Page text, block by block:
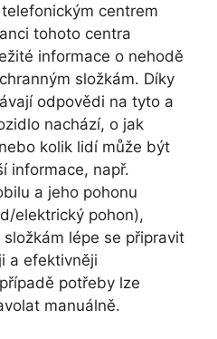
centrem
tohoto centra
informace o nehodě
složkám. Díky
odpovědi na tyto a
nachází, o jak
kolik lidí může být
informace, např.
a jeho pohonu
elektrický pohon),
lépe se připravit
a efektivněji
potřeby lze
manuálně.